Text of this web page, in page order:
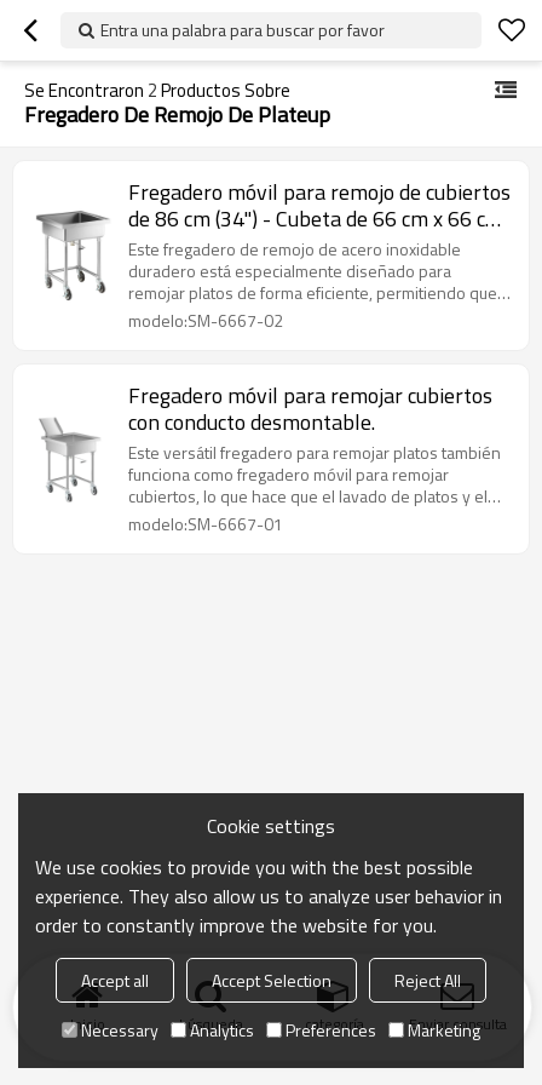
Entra una palabra para buscar por favor
Se Encontraron 2Productos Sobre
Fregadero De Remojo De Plateup
Fregadero móvil para remojo de cubiertos
de 86 cm (34") - Cubeta de 66 cm x 66 cm
x 20 cm (26" x 26" x 8")
Este fregadero de remojo de acero inoxidable
duradero está especialmente diseñado para
remojar platos de forma eficiente, permitiendo que
los platos se remojen previamente de forma rápida
modelo:SM-6667-02
Fregadero móvil para remojar cubiertos
con conducto desmontable.
Este versátil fregadero para remojar platos también
funciona como fregadero móvil para remojar
cubiertos, lo que hace que el lavado de platos y el
prelavado de utensilios sean rápidos y cómodos en
modelo:SM-6667-01
Inicio búsqueda categoría Enviar consulta
Cookie settings
We use cookies to provide you with the best possible
experience. They also allow us to analyze user behavior in
order to constantly improve the website for you.
Accept all Accept Selection
Reject All
Necessary
Analytics Preferences Marketing